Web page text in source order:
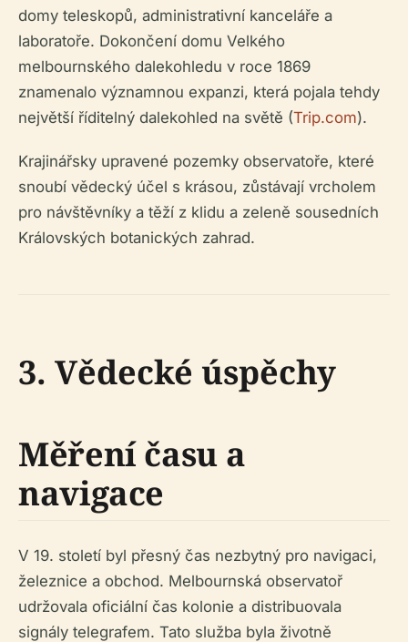
domy teleskopů, administrativní kanceláře a
laboratoře. Dokončení domu Velkého
melbournského dalekohledu v roce 1869
znamenalo významnou expanzi, která pojala tehdy
největší říditelný dalekohled na světě (Trip.com).
Krajinářsky upravené pozemky observatoře, které
snoubí vědecký účel s krásou, zůstávají vrcholem
pro návštěvníky a těží z klidu a zeleně sousedních
Královských botanických zahrad.
3. Vědecké úspěchy
Měření času a
navigace
V 19. století byl přesný čas nezbytný pro navigaci,
železnice a obchod. Melbournská observatoř
udržovala oficiální čas kolonie a distribuovala
signály telegrafem. Tato služba byla životně